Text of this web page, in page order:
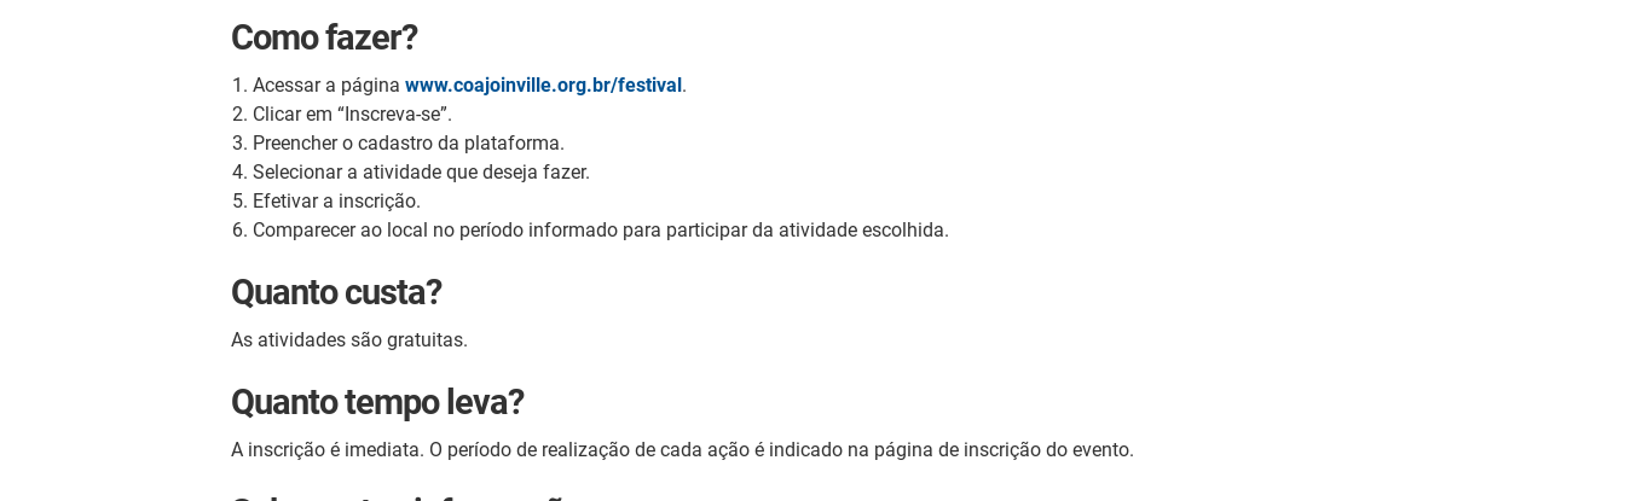
Como fazer?
Acessar a página www.coajoinville.org.br/festival.
Clicar em “Inscreva-se”.
Preencher o cadastro da plataforma.
Selecionar a atividade que deseja fazer.
Efetivar a inscrição.
Comparecer ao local no período informado para participar da atividade escolhida.
Quanto custa?
As atividades são gratuitas.
Quanto tempo leva?
A inscrição é imediata. O período de realização de cada ação é indicado na página de inscrição do evento.